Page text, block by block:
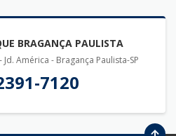
BRAGANÇA PAULISTA
América - Bragança Paulista-SP
7120